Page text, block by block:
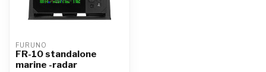
FURUNO
FR-10 standalone
marine -radar